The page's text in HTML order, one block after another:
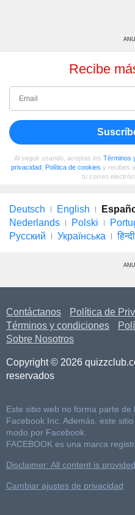
Recibe
Al seguir usando, aceptas los Términos
privacidad
Política de cookies y recibes
tu correo
Deutsch English
Nederlands
Polski
Русский
Українська हिन्दी
Contáctanos
Política de
Términos y condiciones
Sobre Nosotros
Copyright © 2026
reservados
Este sitio web no forma parte
Facebook Inc. Además, este
modo por Facebook.
FACEBOOK es una marca
Disclaimer: All content is
Cambiar ajustes de privacidad